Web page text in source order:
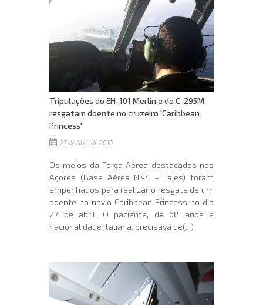
Tripulações do EH-101 Merlin e do C-295M
resgatam doente no cruzeiro 'Caribbean
Princess'
27 de Abril de 2016
Os meios da Força Aérea destacados nos
Açores (Base Aérea N.º4 - Lajes) foram
empenhados para realizar o resgate de um
doente no navio Caribbean Princess no dia
27 de abril. O paciente, de 68 anos e
nacionalidade italiana, precisava de(...)